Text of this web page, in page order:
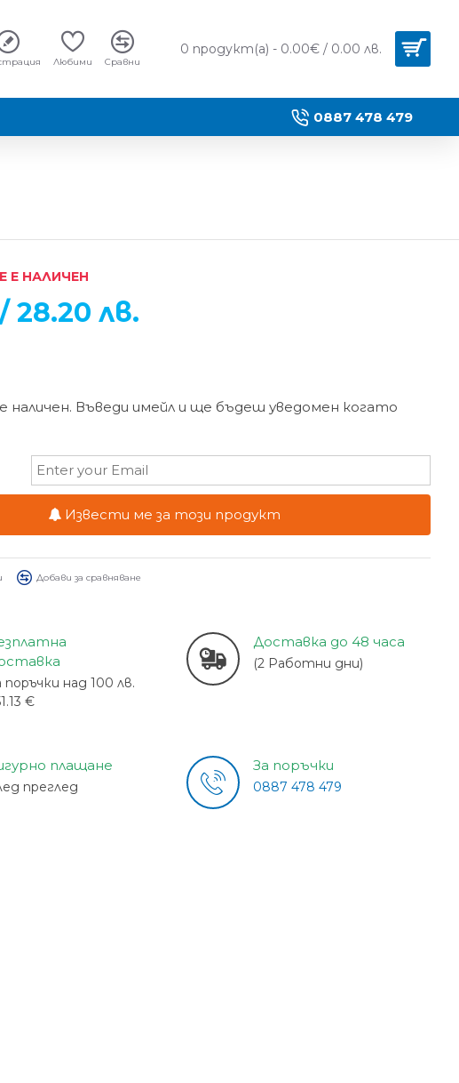
Любими Сравни
0 продукт(а) - 0.00€ / 0.00 лв.
0887 478 479
Е НАЛИЧЕН
28.20 лв.
наличен. Въведи имейл и ще бъдеш уведомен когато
Извести ме за този продукт
Добави за сравняване
поръчки над 100 лв.
€
Доставка до 48 часа
(2 Работни дни)
плащане
преглед
За поръчки
0887 478 479